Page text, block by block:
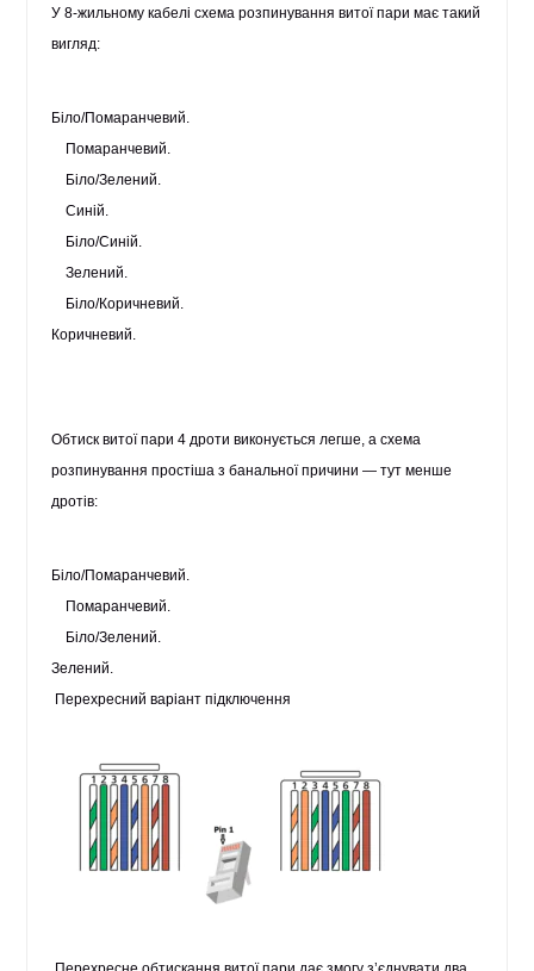
У 8-жильному кабелі схема розпинування витої пари має такий
вигляд:
Біло/Помаранчевий.
Помаранчевий.
Біло/Зелений.
Синій.
Біло/Синій.
Зелений.
Біло/Коричневий.
Коричневий.
Обтиск витої пари 4 дроти виконується легше, а схема
розпинування простіша з банальної причини — тут менше
дротів:
Біло/Помаранчевий.
Помаранчевий.
Біло/Зелений.
Зелений.
Перехресний варіант підключення